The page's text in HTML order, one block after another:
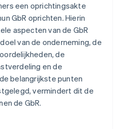
een oprichtingsakte
GbR oprichten. Hierin
aspecten van de GbR
van de onderneming, de
de
en de
belangrijkste punten
vermindert dit de
de GbR.